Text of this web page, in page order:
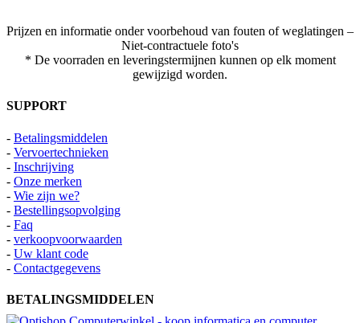
Prijzen en informatie onder voorbehoud van fouten of weglatingen –
Niet-contractuele foto's
* De voorraden en leveringstermijnen kunnen op elk moment
gewijzigd worden.
SUPPORT
- Betalingsmiddelen
- Vervoertechnieken
- Inschrijving
- Onze merken
- Wie zijn we?
- Bestellingsopvolging
- Faq
- verkoopvoorwaarden
- Uw klant code
- Contactgegevens
BETALINGSMIDDELEN